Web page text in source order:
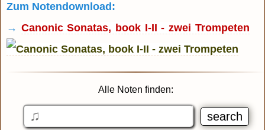
Zum Notendownload:
→ Canonic Sonatas, book I-II - zwei Trompeten
Alle Noten finden: